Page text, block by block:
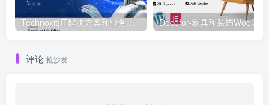
Technoxit|IT解决方案和业务服务多用途响应式WordPress主题
评论 抢沙发